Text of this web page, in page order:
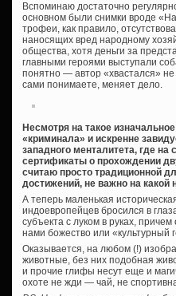
Вспоминаю достаточно
основном были снимки вроде
трофеи, как правило,
наносящих вред народному
общества, хотя деньги за
главными героями выступали
понятно — автор «хвастался»
сами понимаете, меняет дело.
Несмотря на такое
«криминала» и искренне
западного менталитета, где
сертификаты о прохождении
считаю просто традиционной
достижений, не важно на какой
А теперь маленькая
индоевропейцев бросился в
субъекта с луком в руках,
нами божество или «культурный
Оказывается, на любом (!)
животные, без них подобная
и прочие глифы несут еще и
охоте не жди — чай, не